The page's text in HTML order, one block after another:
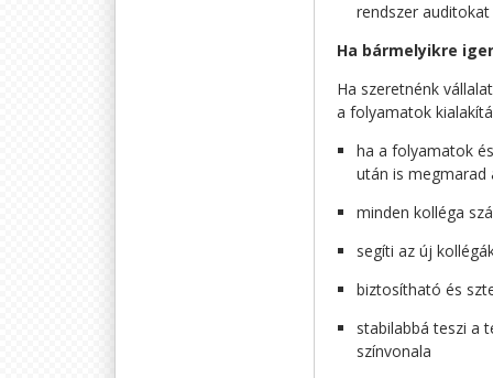
rendszer auditokat
Ha bármelyikre
Ha szeretnénk
a folyamatok
ha a folyamatok
után is megmarad
minden kolléga
segíti az új
biztosítható és
stabilabbá teszi a
színvonala